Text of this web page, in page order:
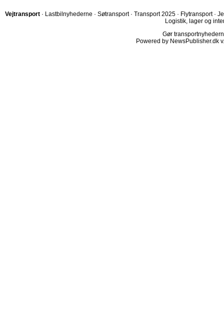
Vejtransport · Lastbilnyhederne · Søtransport · Transport 2025 · Flytransport ·
Logistik, lager og
Gør
Powered by NewsPublisher.dk